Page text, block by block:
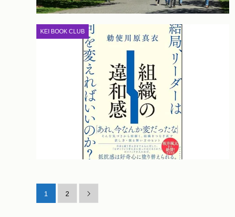
KEI BOOK CLUB
1 2 